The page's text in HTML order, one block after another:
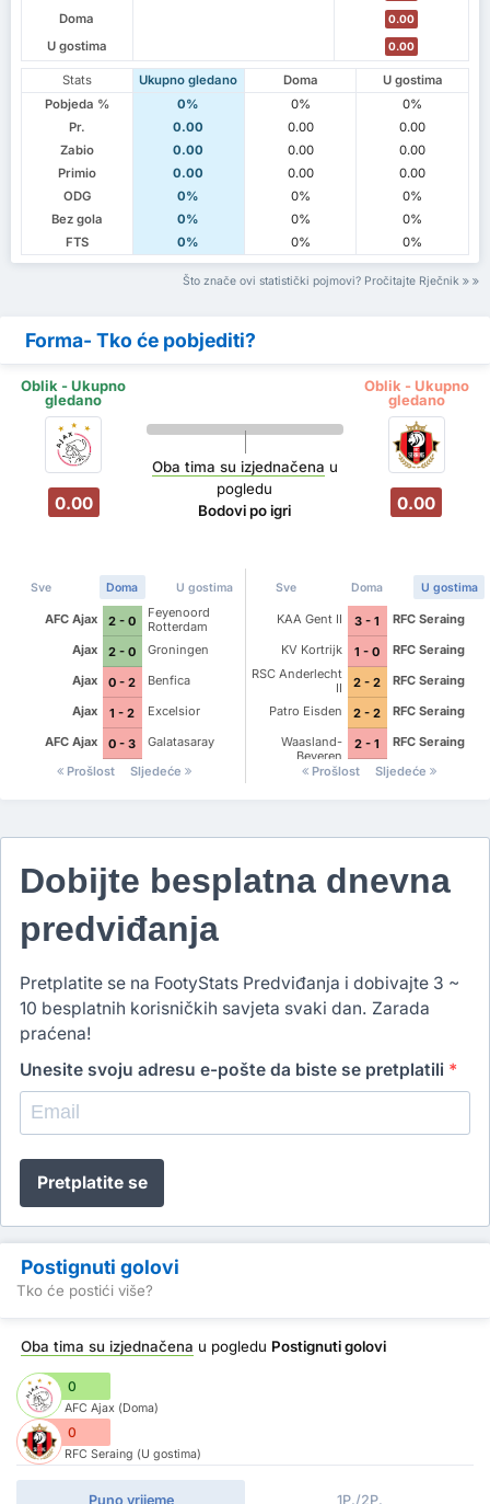
Doma 0.00
U gostima 0.00
Stats Ukupno gledano Doma
U gostima
Pobjeda %
0% 0%
0%
Pr.
0.00 0.00
0.00
Zabio
0.00 0.00
0.00
Primio
0.00 0.00
0.00
ODG
0% 0%
0%
Bez gola
0% 0%
0%
FTS
0% 0% 0%
Što znače ovi statistički pojmovi? Pročitajte Rječnik
Forma- Tko će pobjediti?
Oblik - Ukupno
gledano
Oblik - Ukupno
gledano
0.00
Oba tima su izjednačena u
pogledu
Bodovi po igri
0.00
Sve Doma U gostima
AFC Ajax 2 - 0
Feyenoord
Rotterdam
Ajax
2 - 0
Groningen
Ajax
0 - 2
Benfica
Ajax
1 - 2
Excelsior
AFC Ajax
0 - 3
Galatasaray
Prošlost
Sljedeće
Sve Doma U gostima
KAA Gent II 3 - 1
RFC Seraing
KV Kortrijk
1 - 0
RFC Seraing
RSC Anderlecht
II
2 - 2
RFC Seraing
Patro Eisden
2 - 2
RFC Seraing
Waasland-
Beveren
2 - 1
RFC Seraing
Prošlost
Sljedeće
Dobijte besplatna dnevna
predviđanja
Pretplatite se na FootyStats Predviđanja i dobivajte 3 ~
10 besplatnih korisničkih savjeta svaki dan. Zarada
praćena!
Unesite svoju adresu e-pošte da biste se pretplatili *
Pretplatite se
Postignuti golovi
Tko će postići više?
Oba tima su izjednačena u pogledu Postignuti golovi
0
AFC Ajax (Doma)
0
RFC Seraing (U gostima)
Puno vrijeme 1P./2P.